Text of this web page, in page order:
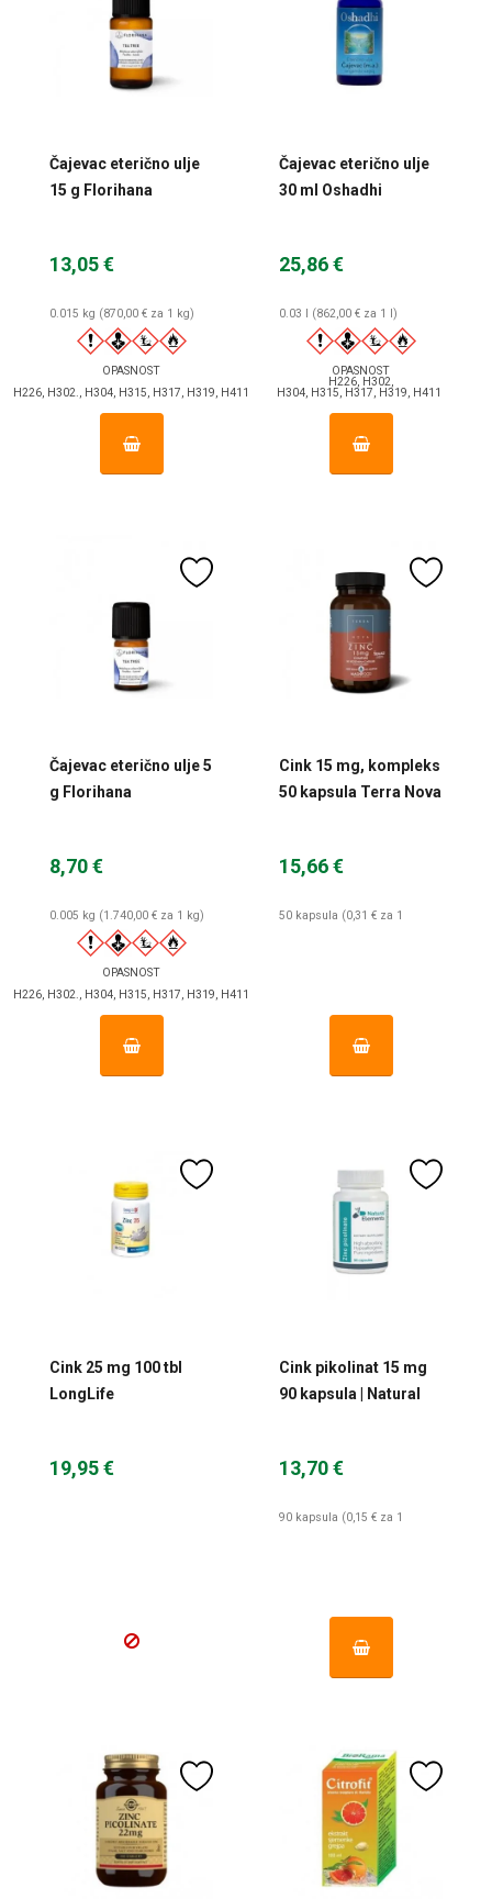
Čajevac eterično ulje
15 g Florihana
13,05 €
0.015 kg (870,00 € za 1 kg)
OPASNOST
H226, H302., H304, H315, H317, H319, H411
Čajevac eterično ulje
30 ml Oshadhi
25,86 €
0.03 l (862,00 € za 1 l)
OPASNOST
H226, H302,
H304, H315, H317, H319, H411
Čajevac eterično ulje 5
g Florihana
8,70 €
0.005 kg (1.740,00 € za 1 kg)
OPASNOST
H226, H302., H304, H315, H317, H319, H411
Cink 15 mg, kompleks
50 kapsula Terra Nova
15,66 €
50 kapsula (0,31 € za 1
Cink 25 mg 100 tbl
LongLife
19,95 €
Cink pikolinat 15 mg
90 kapsula | Natural
13,70 €
90 kapsula (0,15 € za 1